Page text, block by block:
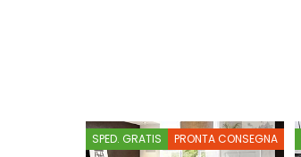
SPED. GRATIS PRONTA CONSEGNA